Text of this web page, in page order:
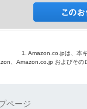
1. Amazon.co.jpは、本
、Amazon.co.jp およびその
ページ